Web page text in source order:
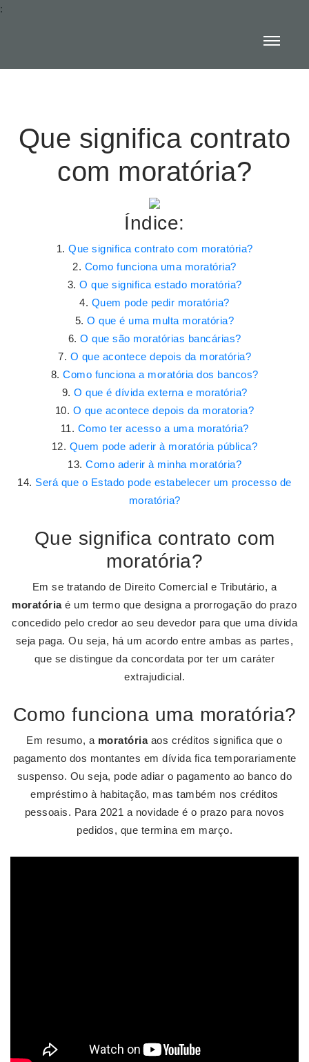
:
Que significa contrato
com moratória?
Índice:
Que significa contrato com moratória?
Como funciona uma moratória?
O que significa estado moratória?
Quem pode pedir moratória?
O que é uma multa moratória?
O que são moratórias bancárias?
O que acontece depois da moratória?
Como funciona a moratória dos bancos?
O que é dívida externa e moratória?
O que acontece depois da moratoria?
Como ter acesso a uma moratória?
Quem pode aderir à moratória pública?
Como aderir à minha moratória?
Será que o Estado pode estabelecer um processo de
moratória?
Que significa contrato com
moratória?
Em se tratando de Direito Comercial e Tributário, a
moratóriaé um termo que designa a prorrogação do prazo
concedido pelo credor ao seu devedor para que uma dívida
seja paga. Ou seja, há um acordo entre ambas as partes,
que se distingue da concordata por ter um caráter
extrajudicial.
Como funciona uma moratória?
Em resumo, a moratóriaaos créditos significa que o
pagamento dos montantes em dívida fica temporariamente
suspenso. Ou seja, pode adiar o pagamento ao banco do
empréstimo à habitação, mas também nos créditos
pessoais. Para 2021 a novidade é o prazo para novos
pedidos, que termina em março.